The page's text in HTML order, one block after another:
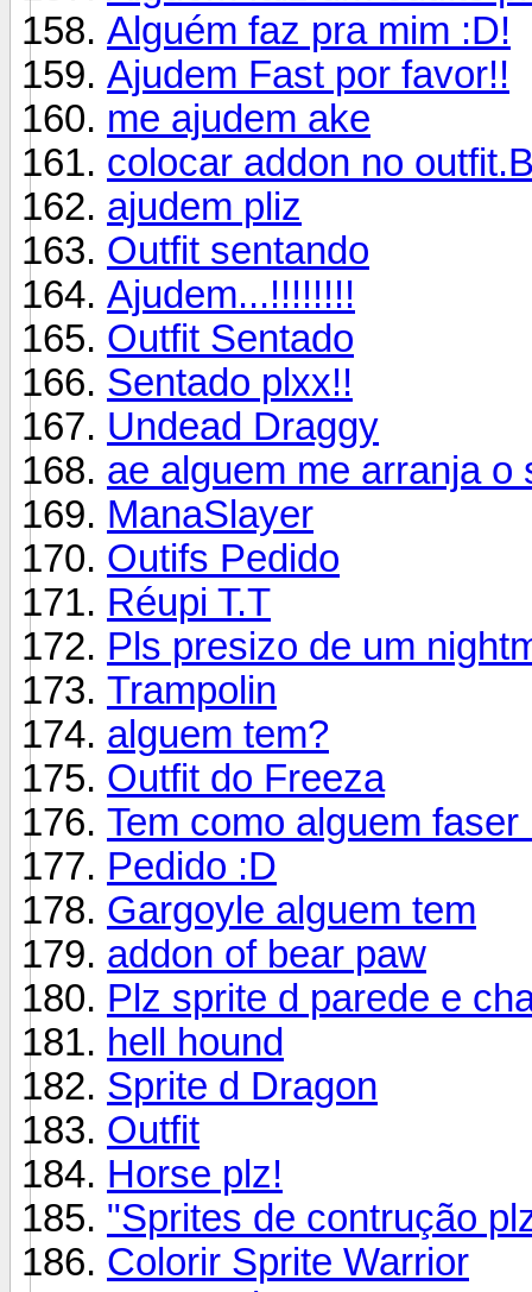
Alguém faz pra mim :D!
Ajudem Fast por favor!!
me ajudem ake
colocar addon no
ajudem pliz
Outfit sentando
Ajudem...!!!!!!!!
Outfit Sentado
Sentado plxx!!
Undead Draggy
ae alguem me arranja o
ManaSlayer
Outifs Pedido
Réupi T.T
Pls presizo de um
Trampolin
alguem tem?
Outfit do Freeza
Tem como alguem
Pedido :D
Gargoyle alguem tem
addon of bear paw
Plz sprite d parede e
hell hound
Sprite d Dragon
Outfit
Horse plz!
"Sprites de contrução
Colorir Sprite Warrior